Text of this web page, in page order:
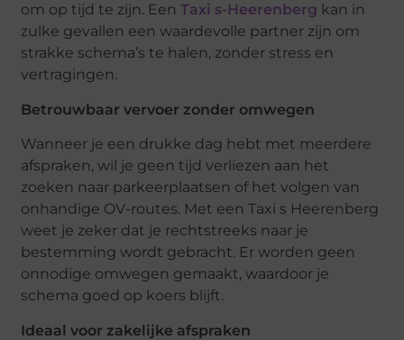
om op tijd te zijn. EenTaxi s-Heerenberg kan in
zulke gevallen een waardevolle partner zijn om
strakke schema’s te halen, zonder stress en
vertragingen.
Betrouwbaar vervoer zonder omwegen
Wanneer je een drukke dag hebt met meerdere
afspraken, wil je geen tijd verliezen aan het
zoeken naar parkeerplaatsen of het volgen van
onhandige OV-routes. Met een Taxi s Heerenberg
weet je zeker dat je rechtstreeks naar je
bestemming wordt gebracht. Er worden geen
onnodige omwegen gemaakt, waardoor je
schema goed op koers blijft.
Ideaal voor zakelijke afspraken